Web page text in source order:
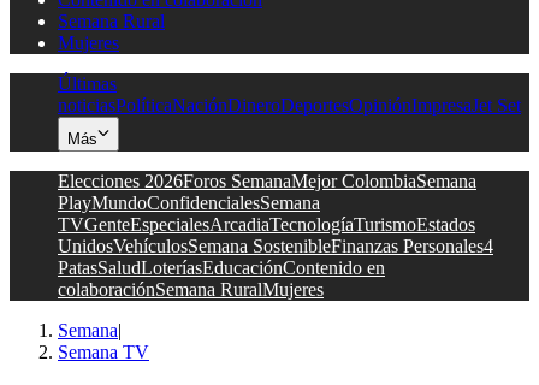
Semana Rural
Mujeres
Últimas
noticiasPolíticaNaciónDineroDeportesOpiniónImpresaJet Set
Más
Elecciones 2026Foros SemanaMejor ColombiaSemana
PlayMundoConfidencialesSemana
TVGenteEspecialesArcadiaTecnologíaTurismoEstados
UnidosVehículosSemana SostenibleFinanzas Personales4
PatasSaludLoteríasEducaciónContenido en
colaboraciónSemana RuralMujeres
Semana|
Semana TV